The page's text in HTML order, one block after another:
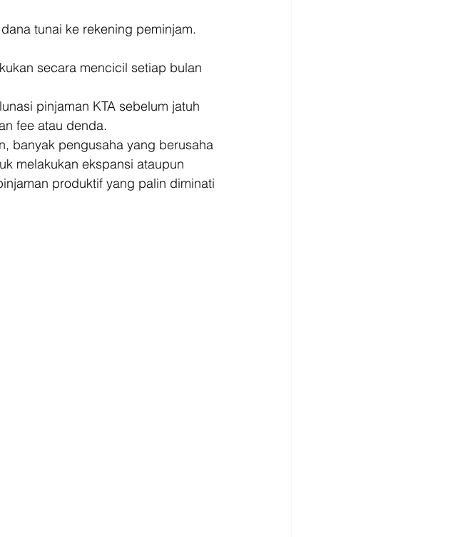
tunai ke rekening peminjam.
secara mencicil setiap bulan
pinjaman KTA sebelum jatuh
fee atau denda.
banyak pengusaha yang berusaha
melakukan ekspansi ataupun
produktif yang palin diminati